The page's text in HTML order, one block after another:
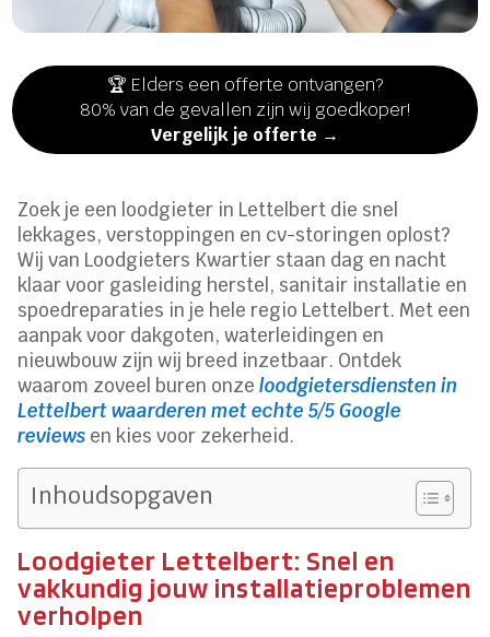
🏆 Elders een offerte ontvangen?
80% van de gevallen zijn wij goedkoper!
Vergelijk je offerte →
Zoek je een loodgieter in Lettelbert die snel
lekkages, verstoppingen en cv-storingen oplost?
Wij van Loodgieters Kwartier staan dag en nacht
klaar voor gasleiding herstel, sanitair installatie en
spoedreparaties in je hele regio Lettelbert. Met een
aanpak voor dakgoten, waterleidingen en
nieuwbouw zijn wij breed inzetbaar. Ontdek
waarom zoveel buren onzeloodgietersdiensten in
Lettelbert waarderen met echte 5/5 Google
reviews en kies voor zekerheid.
Inhoudsopgaven
Loodgieter Lettelbert: Snel en
vakkundig jouw installatieproblemen
verholpen